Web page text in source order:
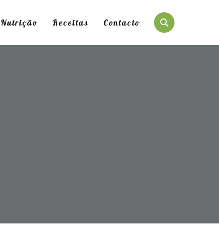
Nutrição Receitas Contacto